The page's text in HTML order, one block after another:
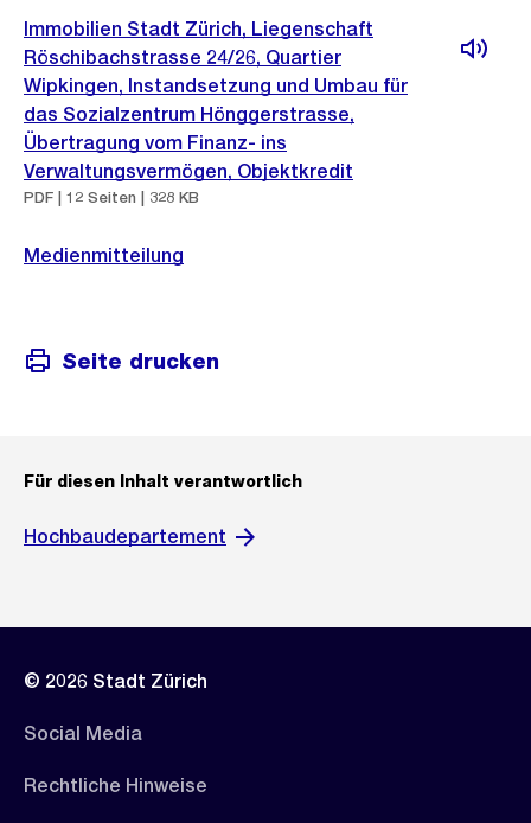
Immobilien Stadt Zürich, Liegenschaft
Röschibachstrasse 24/26, Quartier
Wipkingen, Instandsetzung und Umbau für
das Sozialzentrum Hönggerstrasse,
Übertragung vom Finanz- ins
Verwaltungsvermögen, Objektkredit
PDF | 12 Seiten | 328 KB
Medienmitteilung
Seite drucken
Für diesen Inhalt verantwortlich
Hochbaudepartement
© 2026 Stadt Zürich
Social Media
Rechtliche Hinweise